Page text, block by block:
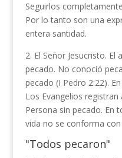
Seguirlos
Por lo tanto son una
entera santidad.
2. El Señor Jesucristo.
pecado. No conoció
pecado (I Pedro 2:22).
Los Evangelios
Persona sin pecado. En
vida no se conforma
"Todos pecaron"